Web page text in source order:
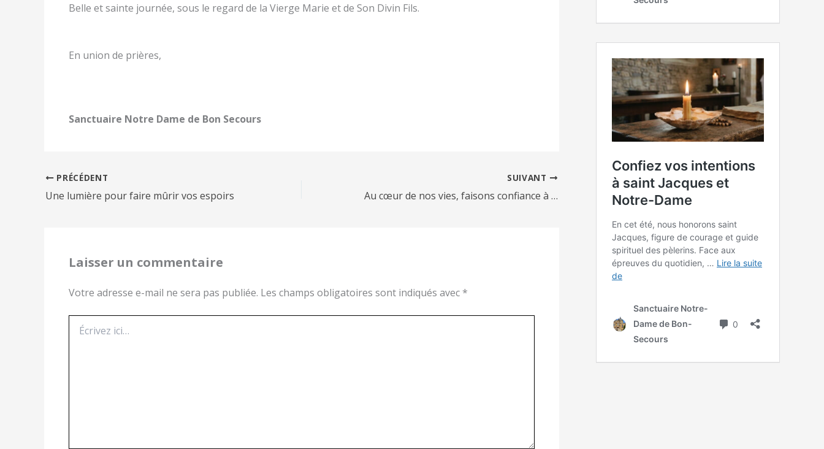
Belle et sainte journée, sous le regard de la Vierge Marie et de Son Divin Fils.
En union de prières,
Sanctuaire Notre Dame de Bon Secours
PRÉCÉDENT
Une lumière pour faire mûrir vos espoirs
SUIVANT
Au cœur de nos vies, faisons confiance à Jésus
Laisser un commentaire
Votre adresse e-mail ne sera pas publiée. Les champs obligatoires sont indiqués avec *
ici…